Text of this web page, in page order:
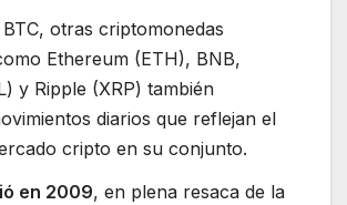
otras criptomonedas
Ethereum (ETH), BNB,
y Ripple (XRP) también
diarios que reflejan el
cripto en su conjunto.
en 2009, en plena resaca de la